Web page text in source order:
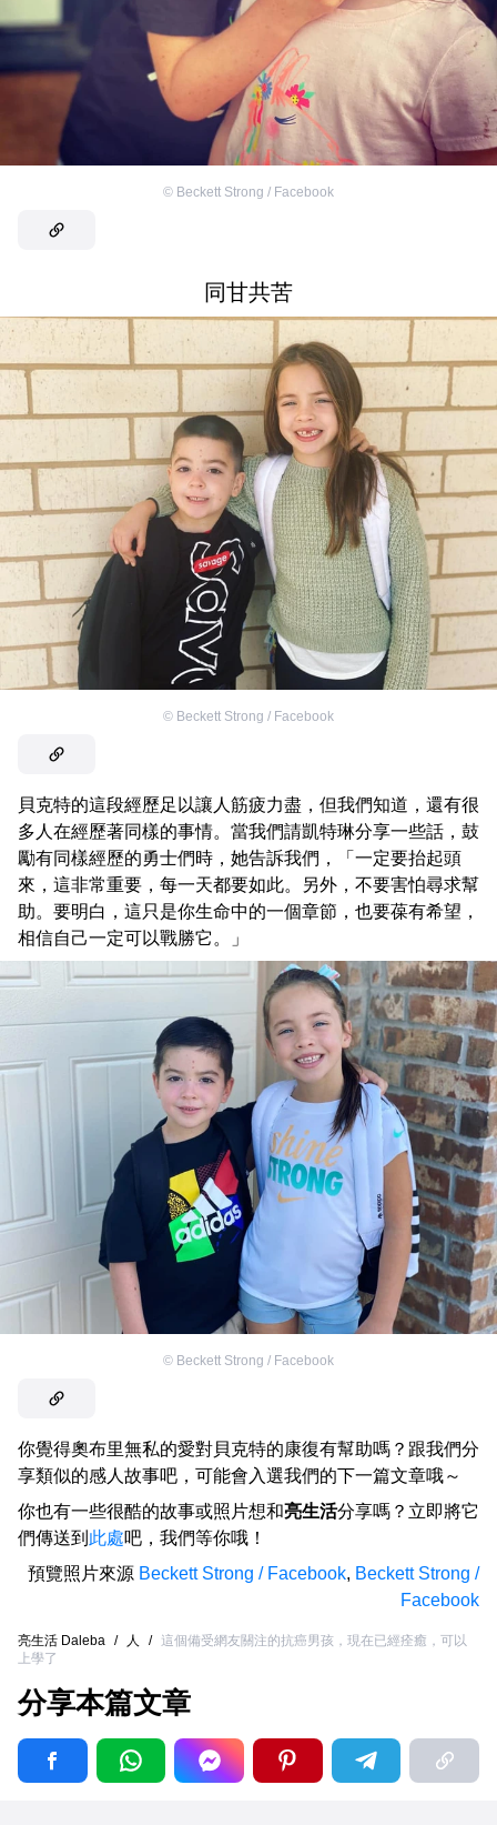
© Beckett Strong / Facebook
同甘共苦
© Beckett Strong / Facebook
貝克特的這段經歷足以讓人筋疲力盡，但我們知道，還有很
多人在經歷著同樣的事情。當我們請凱特琳分享一些話，鼓
勵有同樣經歷的勇士們時，她告訴我們，「一定要抬起頭
來，這非常重要，每一天都要如此。另外，不要害怕尋求幫
助。要明白，這只是你生命中的一個章節，也要葆有希望，
相信自己一定可以戰勝它。」
© Beckett Strong / Facebook
你覺得奧布里無私的愛對貝克特的康復有幫助嗎？跟我們分
享類似的感人故事吧，可能會入選我們的下一篇文章哦～
你也有一些很酷的故事或照片想和亮生活分享嗎？立即將它
們傳送到 此處吧，我們等你哦！
預覽照片來源 Beckett Strong / Facebook, Beckett Strong /
Facebook
亮生活 Daleba / 人 /
這個備受網友關注的抗癌男孩，現在已經痊癒，可以
上學了
分享本篇文章